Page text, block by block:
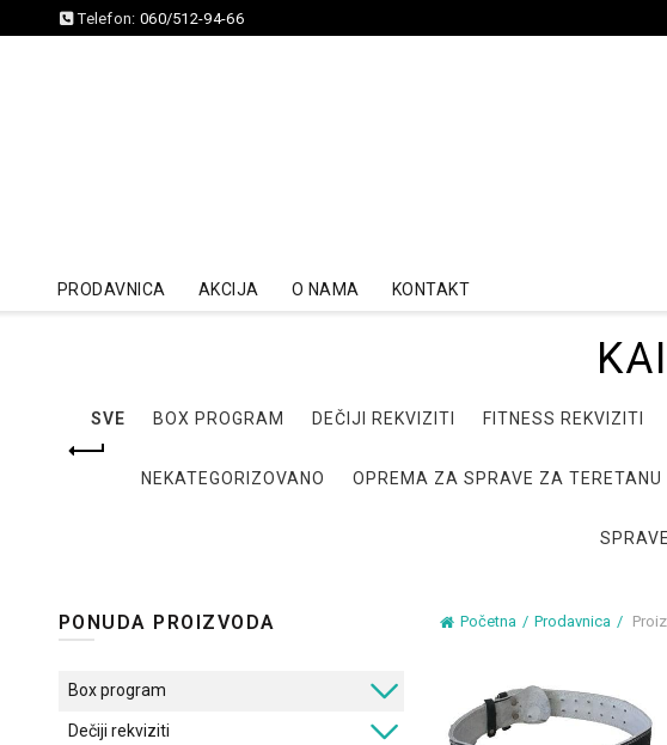
Telefon: 060/512-94-66
PRODAVNICA AKCIJA O NAMA KONTAKT
SVE BOX PROGRAM DEČIJI REKVIZITI FITNESS REKVIZITI
NEKATEGORIZOVANO OPREMA ZA SPRAVE ZA TERETANU
Početna Prodavnica
PONUDA PROIZVODA
Box program
Dečiji rekviziti